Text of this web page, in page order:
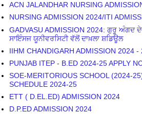
ACN JALANDHAR NURSING
NURSING ADMISSION 2024/ITI
GADVASU ADMISSION 2024: ਗੁਰੂ ਅੰਗਦ
ਸਾਇੰਸਜ ਯੂਨੀਵਰਸਿਟੀ ਵੱਲੋਂ ਦਾਖ਼ਲਾ ਸ਼ਡਿਊਲ
IIHM CHANDIGARH ADMISSION 2024 -
PUNJAB ITEP - B.ED 2024-25 APPLY
SOE-MERITORIOUS SCHOOL (2024-
SCHEDULE 2024-25
ETT ( D.EL.ED) ADMISSION 2024
D.P.ED ADMISSION 2024